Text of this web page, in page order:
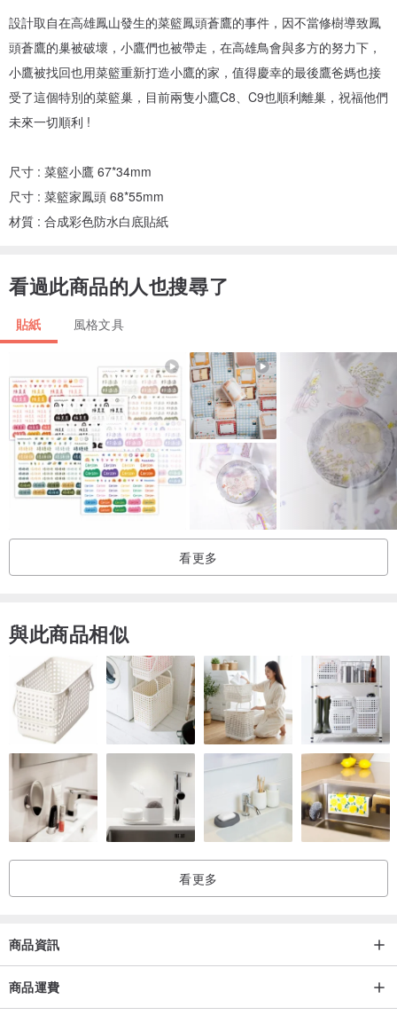
設計取自在高雄鳳山發生的菜籃鳳頭蒼鷹的事件，因不當修樹導致鳳
頭蒼鷹的巢被破壞，小鷹們也被帶走，在高雄鳥會與多方的努力下，
小鷹被找回也用菜籃重新打造小鷹的家，值得慶幸的最後鷹爸媽也接
受了這個特別的菜籃巢，目前兩隻小鷹C8、C9也順利離巢，祝福他們
未來一切順利 !
尺寸 : 菜籃小鷹 67*34mm
尺寸 : 菜籃家鳳頭 68*55mm
材質 : 合成彩色防水白底貼紙
看過此商品的人也搜尋了
貼紙 風格文具
看更多
與此商品相似
看更多
商品資訊
商品運費